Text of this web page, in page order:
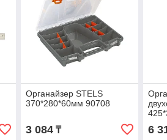
Органайзер STELS
370*280*60мм 90708
3 084₸ 6